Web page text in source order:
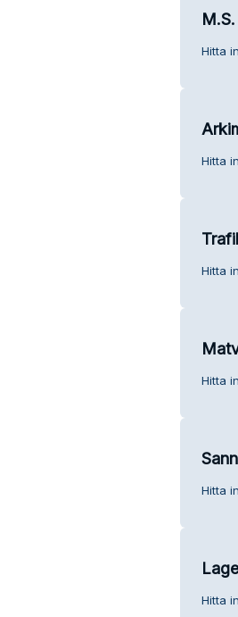
Hitta
Hitta
Hitta
Hitta
Hitta
Hitta